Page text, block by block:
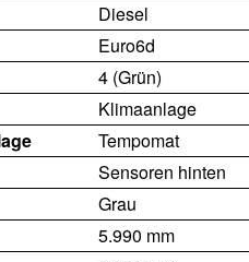
Diesel
Euro6d
4 (Grün)
Klimaanlage
Tempomat
Sensoren hinten
Grau
5.990 mm